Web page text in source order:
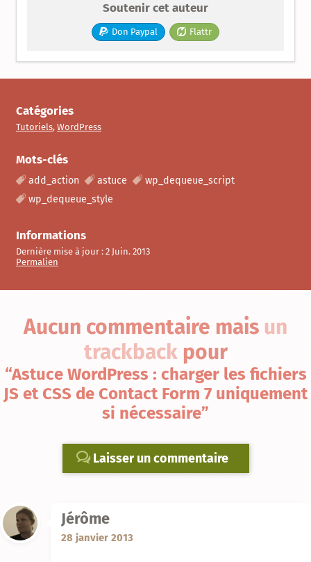
Soutenir cet auteur
Don Paypal Flattr
Catégories
Tutoriels, WordPress
Mots-clés
add_action astuce
wp_dequeue_script
wp_dequeue_style
Informations
Dernière mise à jour : 2 Juin. 2013
Permalien
Aucun commentaire mais un
trackbackpour
“Astuce WordPress : charger les fichiers
JS et CSS de Contact Form 7 uniquement
si nécessaire”
Laisser un commentaire
Jérôme
28 janvier 2013